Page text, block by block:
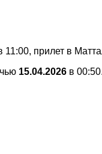
11:00, прилет в
15.04.2026 в